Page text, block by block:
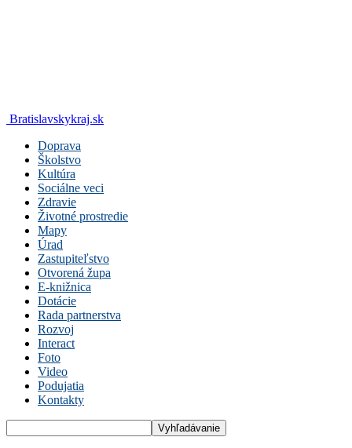
Bratislavskykraj.sk
Doprava
Školstvo
Kultúra
Sociálne veci
Zdravie
Životné prostredie
Mapy
Úrad
Zastupiteľstvo
Otvorená župa
E-knižnica
Dotácie
Rada partnerstva
Rozvoj
Interact
Foto
Video
Podujatia
Kontakty